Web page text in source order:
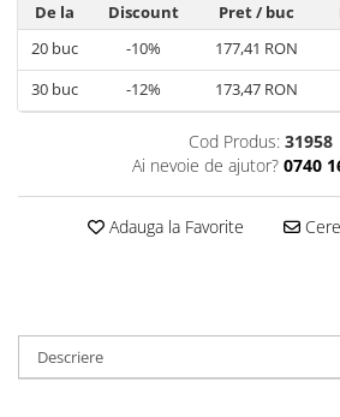
De la
Discount Pret/ buc
20 buc -10% 177,41 RON
30 buc -12% 173,47 RON
Cod Produs: 31958
Ai nevoie de ajutor? 0740
Adauga la Favorite
Descriere